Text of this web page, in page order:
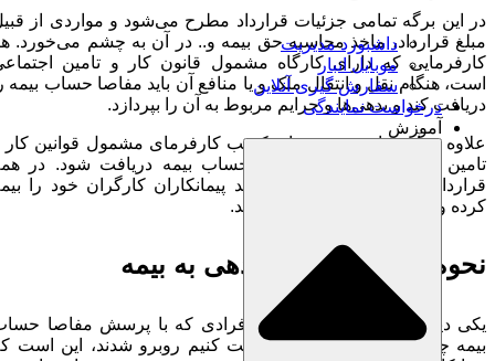
داشبورد مدیریت
موبایل انبار
سفارش گیری آنلاین
درخواست نمایندگی
آموزش
در این برگه تمامی جزئیات قرارداد مطرح می‌شود و مواردی از قبیل
مبلغ قرارداد، ماخذ محاسبه حق بیمه و‌.. در آن به چشم می‌خورد. هر
کارفرمایی که دارای کارگاه مشمول قانون کار و تامین اجتماعی
است، هنگام نقل و انتقال ملک و یا منافع آن باید مفاصا حساب بیمه را
دریافت کند و بدهی‌ها و جرایم مربوط به آن را بپردازد.
علاوه بر آن برای تمدید پروانه کسب کارفرمای مشمول قوانین کار و
تامین اجتماعی هم باید مفاصا حساب بیمه دریافت شود. در همه
قراردادهای مقاطعه کاری هم باید پیمانکاران کارگران خود را بیمه
کرده و مفاصا حساب دریافت نمایند‌.
نحوه محاسبه میزان بدهی به بیمه
یکی دیگر از دغدغه‌های اساسی افرادی که با پرسش مفاصا حساب
بیمه چیست و چگونه آن را دریافت کنیم روبرو شدند، این است که